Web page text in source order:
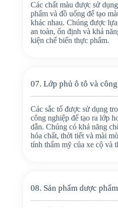
Các chất màu được sử
phẩm và đồ uống để tạo
khác nhau. Chúng được
an toàn, ổn định và khả
kiện chế biến thực phẩm.
07. Lớp phủ ô tô và
Các sắc tố được sử dụng
công nghiệp để tạo ra lớp
dẫn. Chúng có khả năng
hóa chất, thời tiết và mài
tính thẩm mỹ của xe cộ và
08. Sản phẩm dược phẩm